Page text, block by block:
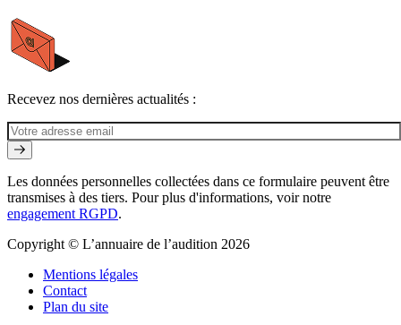
Recevez nos dernières actualités :
Les données personnelles collectées dans ce formulaire peuvent être
transmises à des tiers. Pour plus d'informations, voir notre
engagement RGPD.
Copyright © L’annuaire de l’audition 2026
Mentions légales
Contact
Plan du site